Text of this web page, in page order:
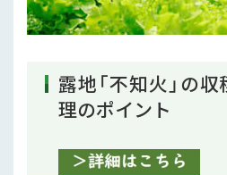
露地「不知火」の
理のポイント
試験研究
農家紹介
農業コンクール大会
農薬